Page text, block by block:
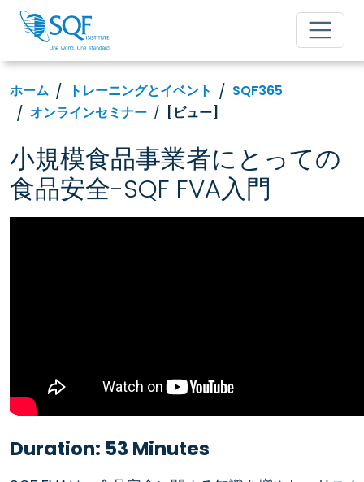
ホーム トレーニングとイベント
SQF365
オンラインセミナー
[ビュー]
小規模食品事業者にとっての
食品安全-SQF FVA入門
Duration: 53 Minutes